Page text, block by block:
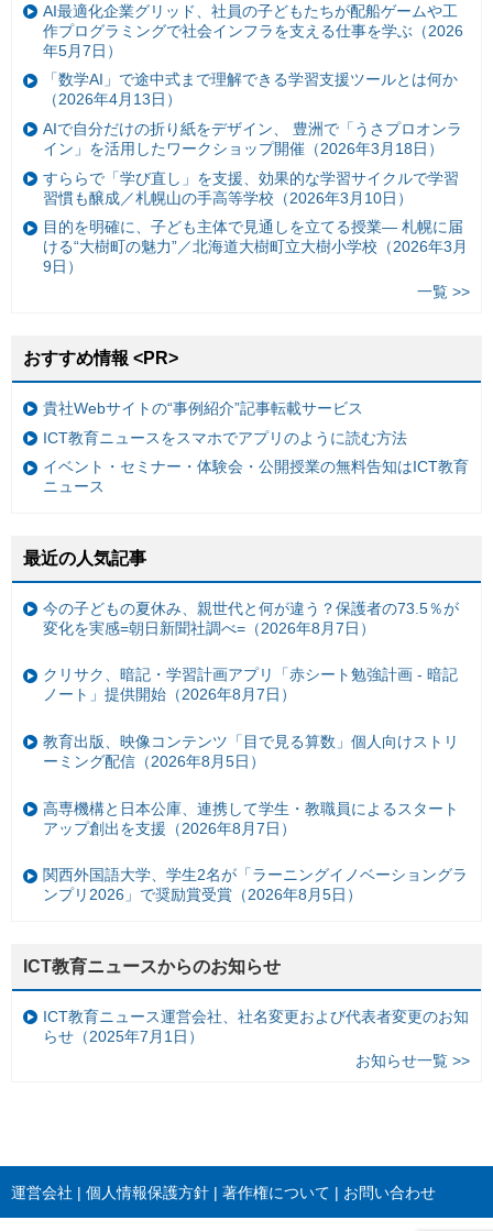
AI最適化企業グリッド、社員の子どもたちが配船ゲームや工
作プログラミングで社会インフラを支える仕事を学ぶ（2026
年5月7日）
「数学AI」で途中式まで理解できる学習支援ツールとは何か
（2026年4月13日）
AIで自分だけの折り紙をデザイン、 豊洲で「うさプロオンラ
イン」を活用したワークショップ開催（2026年3月18日）
すららで「学び直し」を支援、効果的な学習サイクルで学習
習慣も醸成／札幌山の手高等学校（2026年3月10日）
目的を明確に、子ども主体で見通しを立てる授業— 札幌に届
ける“大樹町の魅力”／北海道大樹町立大樹小学校（2026年3月
9日）
一覧 >>
おすすめ情報 <PR>
貴社Webサイトの“事例紹介”記事転載サービス
ICT教育ニュースをスマホでアプリのように読む方法
イベント・セミナー・体験会・公開授業の無料告知はICT教育
ニュース
最近の人気記事
今の子どもの夏休み、親世代と何が違う？保護者の73.5％が
変化を実感=朝日新聞社調べ=（2026年8月7日）
クリサク、暗記・学習計画アプリ「赤シート勉強計画 - 暗記
ノート」提供開始（2026年8月7日）
教育出版、映像コンテンツ「目で見る算数」個人向けストリ
ーミング配信（2026年8月5日）
高専機構と日本公庫、連携して学生・教職員によるスタート
アップ創出を支援（2026年8月7日）
関西外国語大学、学生2名が「ラーニングイノベーショングラ
ンプリ2026」で奨励賞受賞（2026年8月5日）
ICT教育ニュースからのお知らせ
ICT教育ニュース運営会社、社名変更および代表者変更のお知
らせ（2025年7月1日）
お知らせ一覧 >>
運営会社 個人情報保護方針 著作権について お問い合わせ